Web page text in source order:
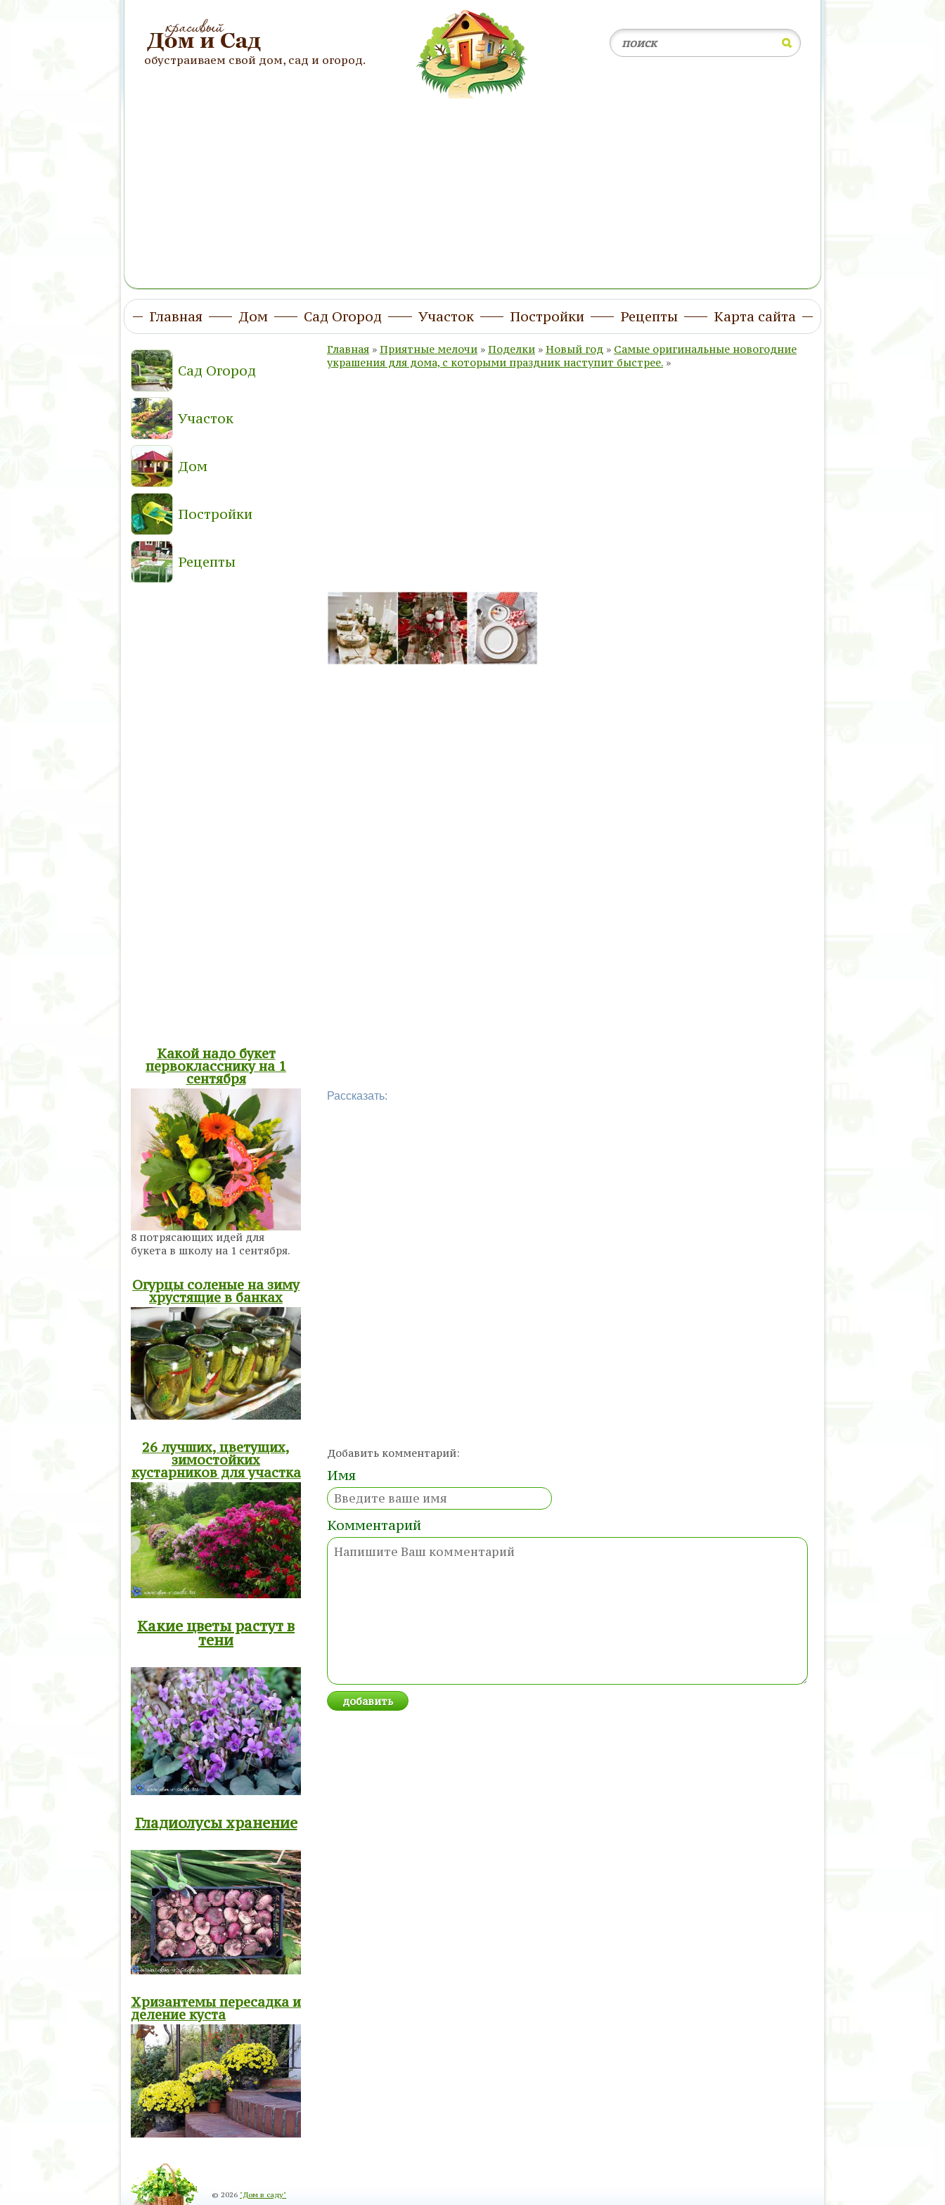
обустраиваем свой дом, сад и огород.
Главная Дом Сад Огород Участок Постройки Рецепты Карта сайта
Главная » Приятные мелочи » Поделки » Новый год » Самые оригинальные новогодние
украшения для дома, с которыми праздник наступит быстрее. »
Рассказать:
Добавить комментарий:
Имя
Комментарий
Сад Огород
Участок
Дом
Постройки
Рецепты
Какой надо букет
первокласснику на 1
сентября
8 потрясающих идей для
букета в школу на 1 сентября.
Огурцы соленые на зиму
хрустящие в банках
26 лучших, цветущих,
зимостойких
кустарников для участка
Какие цветы растут в
тени
Гладиолусы хранение
Хризантемы пересадка и
деление куста
© 2026 "Дом в саду"